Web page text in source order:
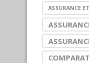
ASSURANCE